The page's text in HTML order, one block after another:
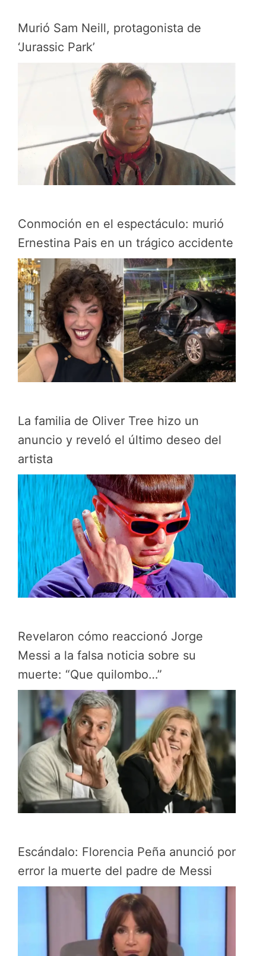
Murió Sam Neill, protagonista de
‘Jurassic Park’
Conmoción en el espectáculo: murió
Ernestina Pais en un trágico accidente
La familia de Oliver Tree hizo un
anuncio y reveló el último deseo del
artista
Revelaron cómo reaccionó Jorge
Messi a la falsa noticia sobre su
muerte: “Que quilombo…”
Escándalo: Florencia Peña anunció por
error la muerte del padre de Messi